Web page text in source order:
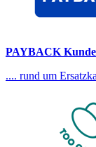
PAYBACK
.... rund um